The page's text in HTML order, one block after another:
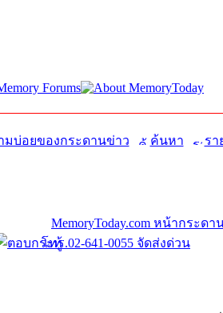
มบ่อยของกระดานข่าว ค้นหา ร
MemoryToday.com หน้ากระด
โทร.02-641-0055 จัดส่งด่วน